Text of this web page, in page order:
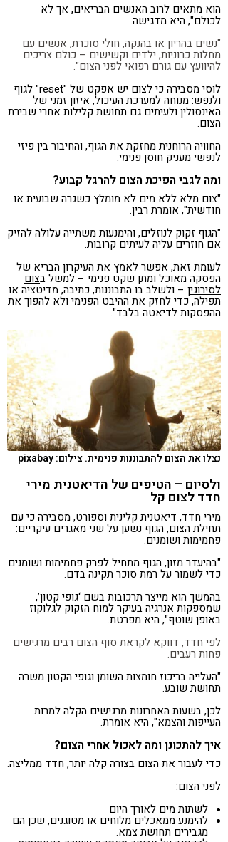
הוא מתאים לרוב האנשים הבריאים, אך לא
לכולם", היא מדגישה.
"נשים בהריון או בהנקה, חולי סוכרת, אנשים עם
מחלות כרוניות, ילדים וקשישים – כולם צריכים
להיוועץ עם גורם רפואי לפני הצום".
לוסי מסבירה כי לצום יש אפקט של "reset" לגוף
ולנפש: מנוחה למערכת העיכול, איזון זמני של
האינסולין ולעיתים גם תחושת קלילות אחרי שבירת
הצום.
החוויה הרוחנית מחזקת את הגוף, והחיבור בין פיזי
לנפשי מעניק חוסן פנימי.
ומה לגבי הפיכת הצום להרגל קבוע?
"צום מלא ללא מים לא מומלץ כשגרה שבועית או
חודשית", אומרת רבין.
"הגוף זקוק לנוזלים, והימנעות משתייה עלולה להזיק
אם חוזרים עליה לעיתים קרובות.
לעומת זאת, אפשר לאמץ את העיקרון הבריא של
הפסקה מאוכל ומתן שקט פנימי – למשל בצום
לסירוגין – ולשלב בו התבוננות, כתיבה, מדיטציה או
תפילה, כדי לחזק את ההיבט הפנימי ולא להפוך את
ההפסקות לדיאטה בלבד".
נצלו את הצום להתבוננות פנימית. צילום: pixabay
ולסיום – הטיפים של הדיאטנית מירי
חדד לצום קל
מירי חדד, דיאטנית קלינית וספורט, מסבירה כי עם
תחילת הצום, הגוף נשען על שני מאגרים עיקריים:
פחמימות ושומנים.
"בהיעדר מזון, הגוף מתחיל לפרק פחמימות ושומנים
כדי לשמור על רמת סוכר תקינה בדם.
בהמשך הוא מייצר תרכובות בשם ‘גופי קטון’,
שמספקות אנרגיה בעיקר למוח הזקוק לגלוקוז
באופן שוטף", היא מפרטת.
לפי חדד, דווקא לקראת סוף הצום רבים מרגישים
פחות רעבים.
"העלייה בריכוז חומצות השומן וגופי הקטון משרה
תחושת שובע.
לכן, בשעות האחרונות מרגישים הקלה למרות
העייפות והצמא", היא אומרת.
איך להתכונן ומה לאכול אחרי הצום?
כדי לעבור את הצום בצורה קלה יותר, חדד ממליצה:
לפני הצום:
לשתות מים לאורך היום
להימנע ממאכלים מלוחים או מטוגנים, שכן הם
מגבירים תחושת צמא.